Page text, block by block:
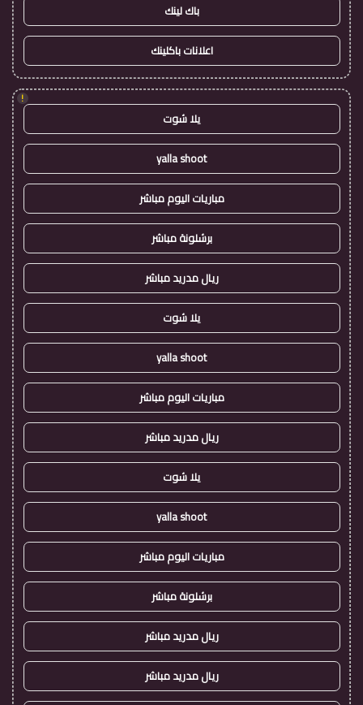
باك لينك
اعلانات باكلينك
!
يلا شوت
yalla shoot
مباريات اليوم مباشر
برشلونة مباشر
ريال مدريد مباشر
يلا شوت
yalla shoot
مباريات اليوم مباشر
ريال مدريد مباشر
يلا شوت
yalla shoot
مباريات اليوم مباشر
برشلونة مباشر
ريال مدريد مباشر
ريال مدريد مباشر